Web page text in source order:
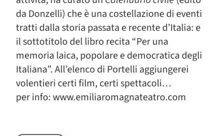
da Donzelli) che è una costellazione di eventi
tratti dalla storia passata e recente d’Italia: e
il sottotitolo del libro recita “Per una
memoria laica, popolare e democratica degli
Italiana”. All’elenco di Portelli aggiungerei
volentieri certi film, certi spettacoli…
per info: www.emiliaromagnateatro.com